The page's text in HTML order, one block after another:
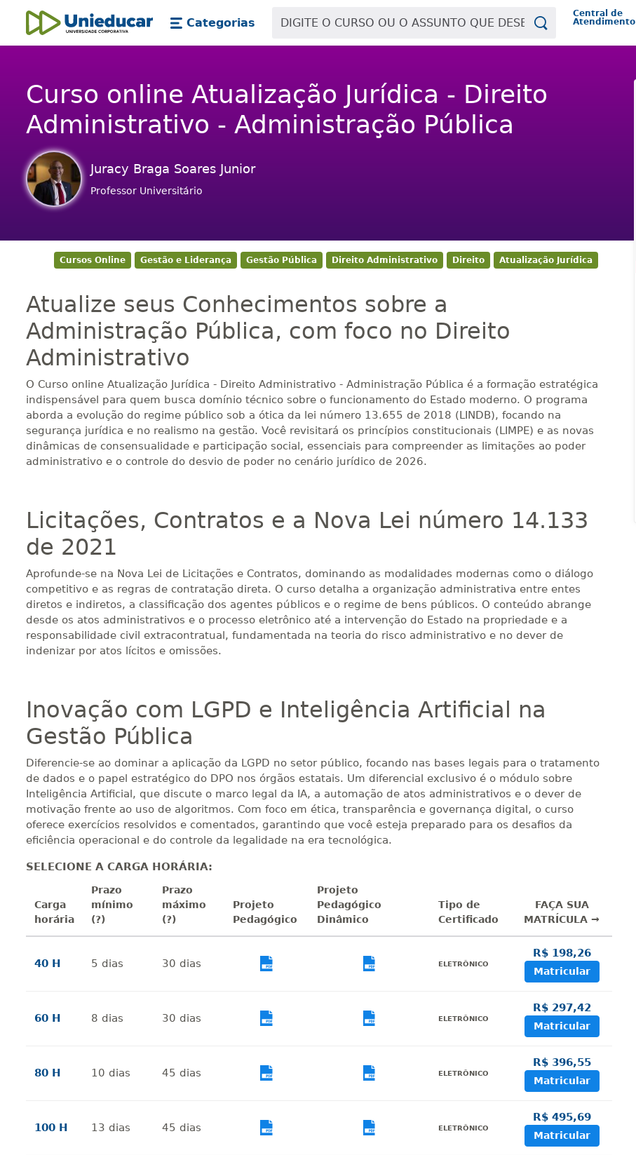
Skip main navigation
Skip to main content
Unieducar
Categorias
Central de
Atendimento
Curso online Atualização Jurídica - Direito
Administrativo - Administração Pública
Juracy Braga Soares Junior
Professor Universitário
Cursos Online Gestão e Liderança Gestão Pública Direito Administrativo Direito Atualização Jurídica
Atualize seus Conhecimentos sobre a
Administração Pública, com foco no Direito
Administrativo
O Curso online Atualização Jurídica - Direito Administrativo - Administração Pública é a formação estratégica
indispensável para quem busca domínio técnico sobre o funcionamento do Estado moderno. O programa
aborda a evolução do regime público sob a ótica da lei número 13.655 de 2018 (LINDB), focando na
segurança jurídica e no realismo na gestão. Você revisitará os princípios constitucionais (LIMPE) e as novas
dinâmicas de consensualidade e participação social, essenciais para compreender as limitações ao poder
administrativo e o controle do desvio de poder no cenário jurídico de 2026.
Licitações, Contratos e a Nova Lei número 14.133
de 2021
Aprofunde-se na Nova Lei de Licitações e Contratos, dominando as modalidades modernas como o diálogo
competitivo e as regras de contratação direta. O curso detalha a organização administrativa entre entes
diretos e indiretos, a classificação dos agentes públicos e o regime de bens públicos. O conteúdo abrange
desde os atos administrativos e o processo eletrônico até a intervenção do Estado na propriedade e a
responsabilidade civil extracontratual, fundamentada na teoria do risco administrativo e no dever de
indenizar por atos lícitos e omissões.
Inovação com LGPD e Inteligência Artificial na
Gestão Pública
Diferencie-se ao dominar a aplicação da LGPD no setor público, focando nas bases legais para o tratamento
de dados e o papel estratégico do DPO nos órgãos estatais. Um diferencial exclusivo é o módulo sobre
Inteligência Artificial, que discute o marco legal da IA, a automação de atos administrativos e o dever de
motivação frente ao uso de algoritmos. Com foco em ética, transparência e governança digital, o curso
oferece exercícios resolvidos e comentados, garantindo que você esteja preparado para os desafios da
eficiência operacional e do controle da legalidade na era tecnológica.
SELECIONE A CARGA HORÁRIA:
Carga
horária
Prazo
mínimo
(?)
Prazo
máximo
(?)
Projeto
Pedagógico
Projeto
Pedagógico
Dinâmico
Tipo de
Certificado
FAÇA SUA
MATRÍCULA →
40 H 5 dias 30 dias Visualizar
ELETRÔNICO
R$ 198,26
Matricular
60 H 8 dias 30 dias Visualizar
ELETRÔNICO
R$ 297,42
Matricular
80 H 10 dias 45 dias Visualizar
ELETRÔNICO
R$ 396,55
Matricular
100 H 13 dias 45 dias Visualizar
ELETRÔNICO
R$ 495,69
Matricular